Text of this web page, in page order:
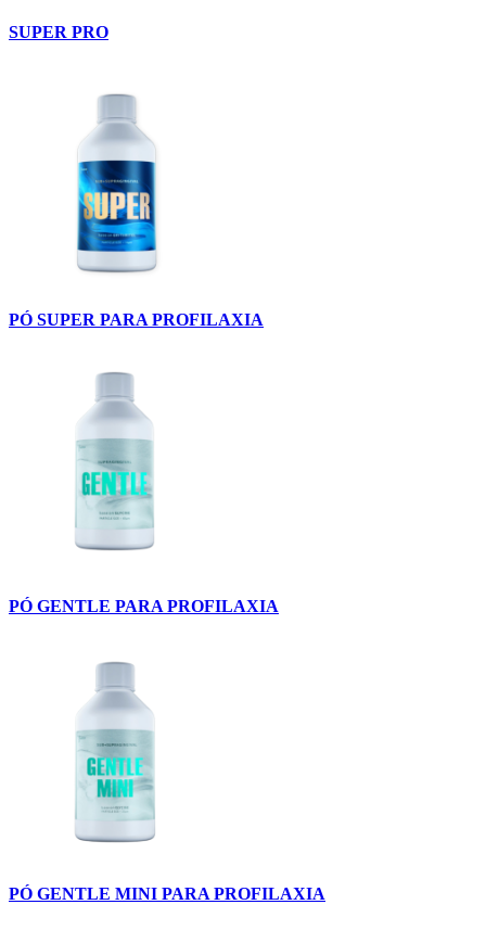
SUPER PRO
PÓ SUPER PARA PROFILAXIA
PÓ GENTLE PARA PROFILAXIA
PÓ GENTLE MINI PARA PROFILAXIA